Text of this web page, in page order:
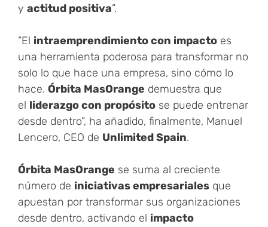
y actitud positiva”.
“El intraemprendimiento con impacto es
una herramienta poderosa para transformar no
solo lo que hace una empresa, sino cómo lo
hace. Órbita MasOrange demuestra que
el liderazgo con propósito se puede entrenar
desde dentro”, ha añadido, finalmente, Manuel
Lencero, CEO de Unlimited Spain.
Órbita MasOrange se suma al creciente
número de iniciativas empresariales que
apuestan por transformar sus organizaciones
desde dentro, activando el impacto